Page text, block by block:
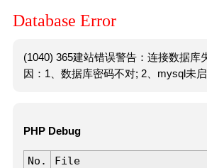
Database Error
(1040) 365建站错误警告：连接数据库
因：1、数据库密码不对; 2、mysql未启
PHP Debug
No. File